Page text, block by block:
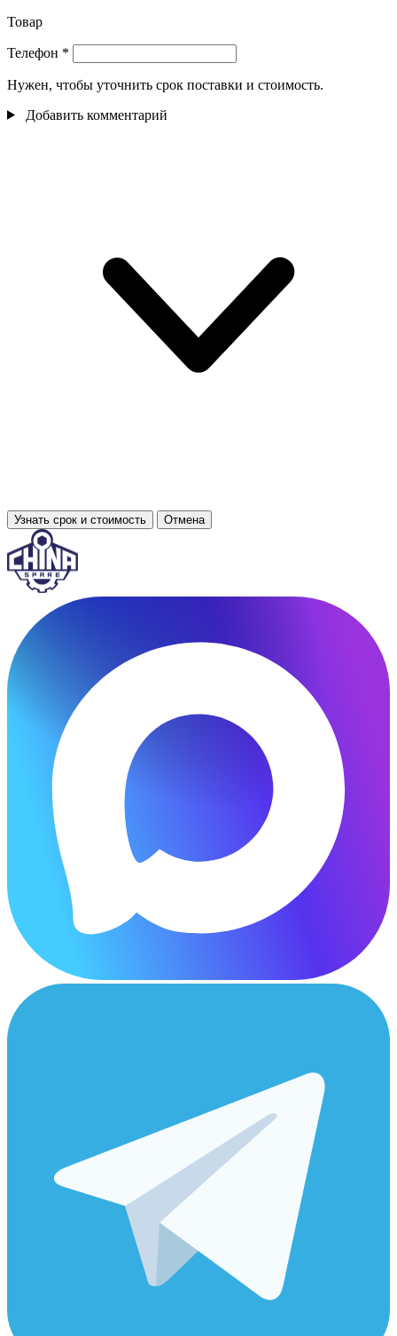
Товар
Телефон *
Нужен, чтобы уточнить срок поставки и стоимость.
Добавить комментарий
Узнать срок и стоимость Отмена